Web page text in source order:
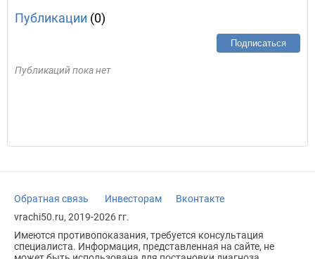
Публикации (0)
Подписаться
Публикаций пока нет
Обратная связь Инвесторам
Вконтакте
vrachi50.ru, 2019-2026 гг.
Имеются противопоказания, требуется консультация
специалиста. Информация, представленная на сайте, не